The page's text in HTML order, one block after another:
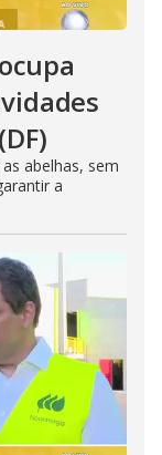
abelhas, sem
a